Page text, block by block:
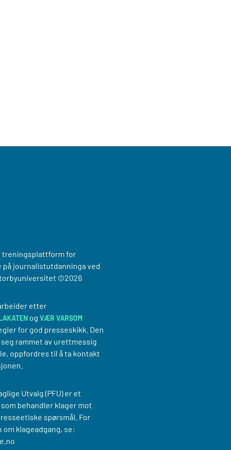
treningsplattform for
journalistutdanninga ved
©2026
etter
og VÆR VARSOM
for god presseskikk. Den
rammet av urettmessig
oppfordres til å ta kontakt
Utvalg (PFU) er et
behandler klager mot
spørsmål. For
om klageadgang, se: